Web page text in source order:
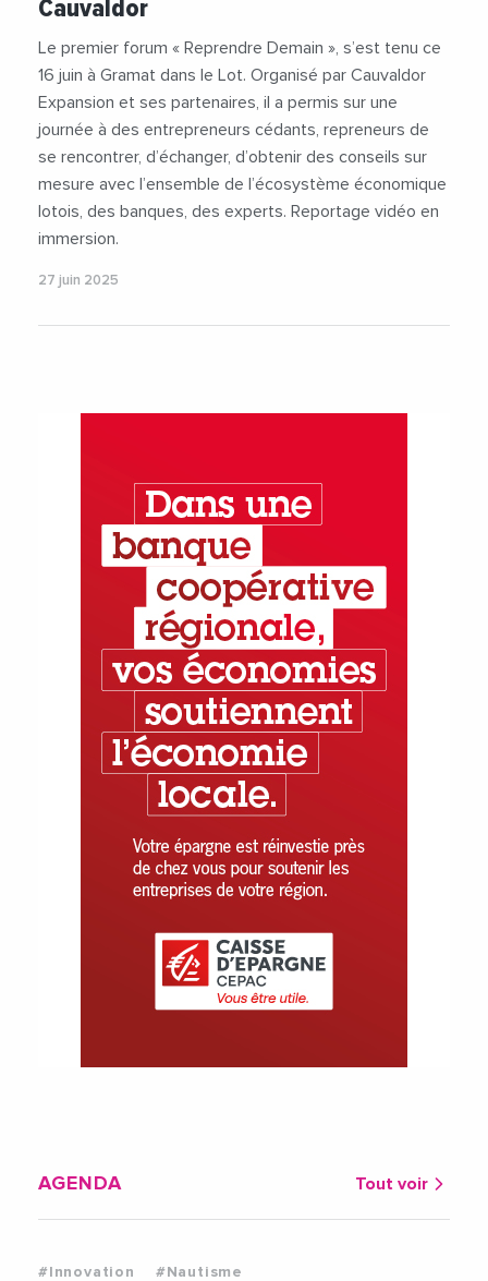
#Industrie #JeanClaudeFouche
Cauvaldor
Le premier forum « Reprendre Demain », s’est tenu ce
16 juin à Gramat dans le Lot. Organisé par Cauvaldor
Expansion et ses partenaires, il a permis sur une
journée à des entrepreneurs cédants, repreneurs de
se rencontrer, d’échanger, d’obtenir des conseils sur
mesure avec l’ensemble de l’écosystème économique
lotois, des banques, des experts. Reportage vidéo en
immersion.
27 juin 2025
AGENDA Tout voir
#Innovation #Nautisme